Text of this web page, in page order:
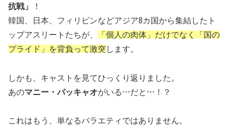
抗戦」
！
韓国、日本、フィリピンなどアジア8カ国から集結したト
ップアスリートたちが、
「個人の肉体」だけでなく「国の
プライド」を背負って激突 します。
しかも、キャストを見てひっくり返りました。
あのマニー・パッキャオがいる…だと…！？
これはもう、単なるバラエティではありません。